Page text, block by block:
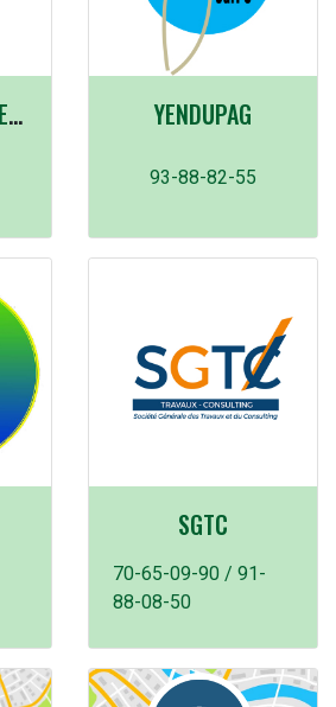
GLOIRE A DIEU SEUL YENDUPAG
93-88-82-55
SGTC
70-65-09-90 / 91-
88-08-50